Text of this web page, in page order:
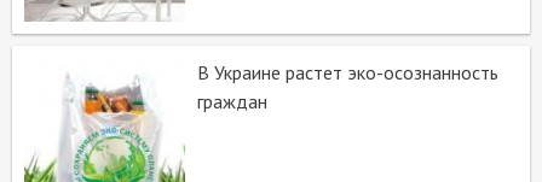
В Украине растет эко-осознанность
граждан